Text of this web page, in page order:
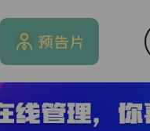
预告片